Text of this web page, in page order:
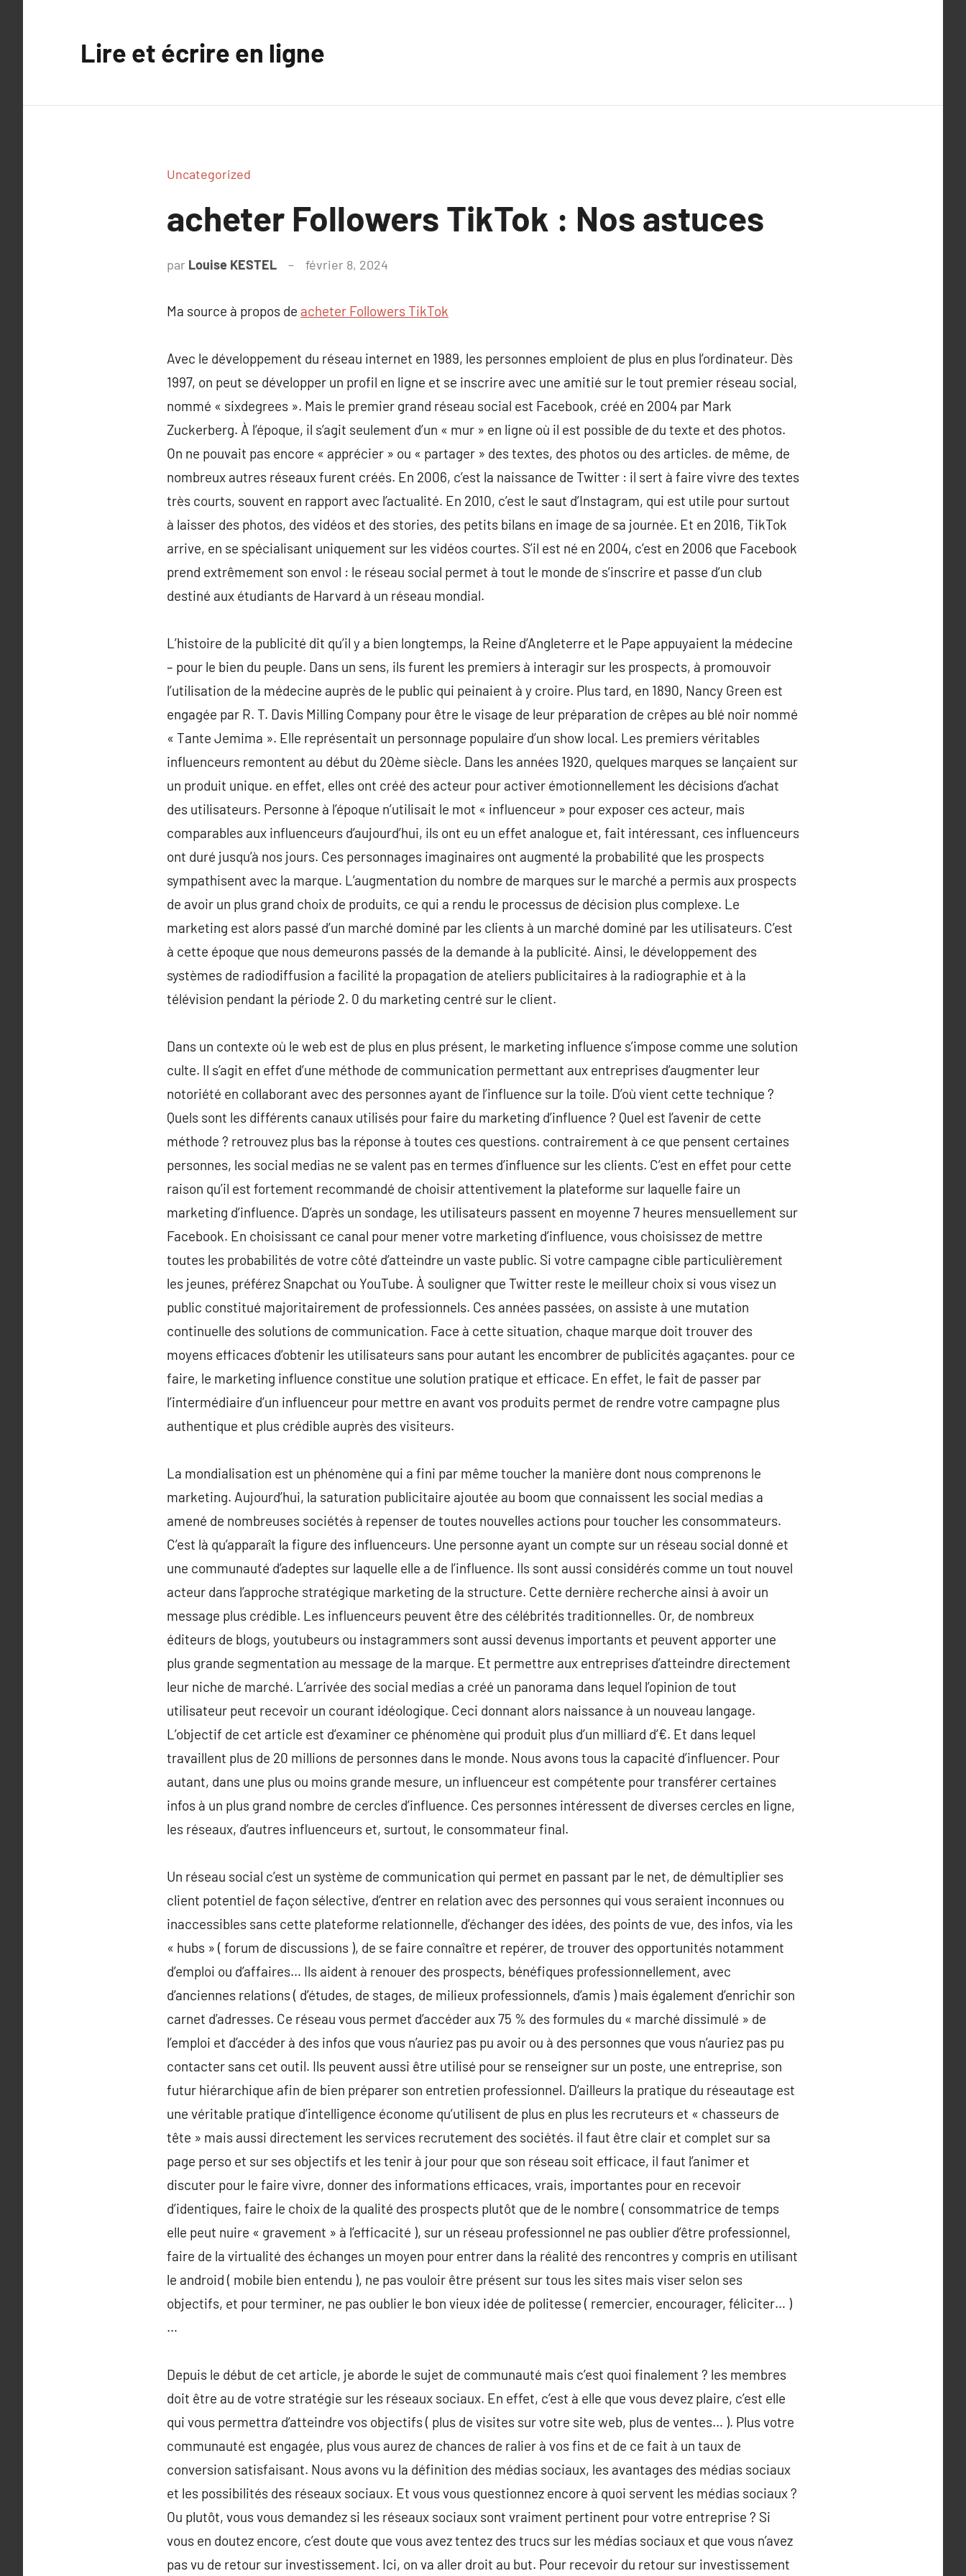
Lire et écrire en ligne
Uncategorized
acheter Followers TikTok : Nos astuces
par Louise KESTEL février 8, 2024
Ma source à propos de acheter Followers TikTok
Avec le développement du réseau internet en 1989, les personnes emploient de plus en plus l’ordinateur. Dès
1997, on peut se développer un profil en ligne et se inscrire avec une amitié sur le tout premier réseau social,
nommé « sixdegrees ». Mais le premier grand réseau social est Facebook, créé en 2004 par Mark
Zuckerberg. À l’époque, il s’agit seulement d’un « mur » en ligne où il est possible de du texte et des photos.
On ne pouvait pas encore « apprécier » ou « partager » des textes, des photos ou des articles. de même, de
nombreux autres réseaux furent créés. En 2006, c’est la naissance de Twitter : il sert à faire vivre des textes
très courts, souvent en rapport avec l’actualité. En 2010, c’est le saut d’Instagram, qui est utile pour surtout
à laisser des photos, des vidéos et des stories, des petits bilans en image de sa journée. Et en 2016, TikTok
arrive, en se spécialisant uniquement sur les vidéos courtes. S’il est né en 2004, c’est en 2006 que Facebook
prend extrêmement son envol : le réseau social permet à tout le monde de s’inscrire et passe d’un club
destiné aux étudiants de Harvard à un réseau mondial.
L’histoire de la publicité dit qu’il y a bien longtemps, la Reine d’Angleterre et le Pape appuyaient la médecine
– pour le bien du peuple. Dans un sens, ils furent les premiers à interagir sur les prospects, à promouvoir
l’utilisation de la médecine auprès de le public qui peinaient à y croire. Plus tard, en 1890, Nancy Green est
engagée par R. T. Davis Milling Company pour être le visage de leur préparation de crêpes au blé noir nommé
« Tante Jemima ». Elle représentait un personnage populaire d’un show local. Les premiers véritables
influenceurs remontent au début du 20ème siècle. Dans les années 1920, quelques marques se lançaient sur
un produit unique. en effet, elles ont créé des acteur pour activer émotionnellement les décisions d’achat
des utilisateurs. Personne à l’époque n’utilisait le mot « influenceur » pour exposer ces acteur, mais
comparables aux influenceurs d’aujourd’hui, ils ont eu un effet analogue et, fait intéressant, ces influenceurs
ont duré jusqu’à nos jours. Ces personnages imaginaires ont augmenté la probabilité que les prospects
sympathisent avec la marque. L’augmentation du nombre de marques sur le marché a permis aux prospects
de avoir un plus grand choix de produits, ce qui a rendu le processus de décision plus complexe. Le
marketing est alors passé d’un marché dominé par les clients à un marché dominé par les utilisateurs. C’est
à cette époque que nous demeurons passés de la demande à la publicité. Ainsi, le développement des
systèmes de radiodiffusion a facilité la propagation de ateliers publicitaires à la radiographie et à la
télévision pendant la période 2. 0 du marketing centré sur le client.
Dans un contexte où le web est de plus en plus présent, le marketing influence s’impose comme une solution
culte. Il s’agit en effet d’une méthode de communication permettant aux entreprises d’augmenter leur
notoriété en collaborant avec des personnes ayant de l’influence sur la toile. D’où vient cette technique ?
Quels sont les différents canaux utilisés pour faire du marketing d’influence ? Quel est l’avenir de cette
méthode ? retrouvez plus bas la réponse à toutes ces questions. contrairement à ce que pensent certaines
personnes, les social medias ne se valent pas en termes d’influence sur les clients. C’est en effet pour cette
raison qu’il est fortement recommandé de choisir attentivement la plateforme sur laquelle faire un
marketing d’influence. D’après un sondage, les utilisateurs passent en moyenne 7 heures mensuellement sur
Facebook. En choisissant ce canal pour mener votre marketing d’influence, vous choisissez de mettre
toutes les probabilités de votre côté d’atteindre un vaste public. Si votre campagne cible particulièrement
les jeunes, préférez Snapchat ou YouTube. À souligner que Twitter reste le meilleur choix si vous visez un
public constitué majoritairement de professionnels. Ces années passées, on assiste à une mutation
continuelle des solutions de communication. Face à cette situation, chaque marque doit trouver des
moyens efficaces d’obtenir les utilisateurs sans pour autant les encombrer de publicités agaçantes. pour ce
faire, le marketing influence constitue une solution pratique et efficace. En effet, le fait de passer par
l’intermédiaire d’un influenceur pour mettre en avant vos produits permet de rendre votre campagne plus
authentique et plus crédible auprès des visiteurs.
La mondialisation est un phénomène qui a fini par même toucher la manière dont nous comprenons le
marketing. Aujourd’hui, la saturation publicitaire ajoutée au boom que connaissent les social medias a
amené de nombreuses sociétés à repenser de toutes nouvelles actions pour toucher les consommateurs.
C’est là qu’apparaît la figure des influenceurs. Une personne ayant un compte sur un réseau social donné et
une communauté d’adeptes sur laquelle elle a de l’influence. Ils sont aussi considérés comme un tout nouvel
acteur dans l’approche stratégique marketing de la structure. Cette dernière recherche ainsi à avoir un
message plus crédible. Les influenceurs peuvent être des célébrités traditionnelles. Or, de nombreux
éditeurs de blogs, youtubeurs ou instagrammers sont aussi devenus importants et peuvent apporter une
plus grande segmentation au message de la marque. Et permettre aux entreprises d’atteindre directement
leur niche de marché. L’arrivée des social medias a créé un panorama dans lequel l’opinion de tout
utilisateur peut recevoir un courant idéologique. Ceci donnant alors naissance à un nouveau langage.
L’objectif de cet article est d’examiner ce phénomène qui produit plus d’un milliard d’€. Et dans lequel
travaillent plus de 20 millions de personnes dans le monde. Nous avons tous la capacité d’influencer. Pour
autant, dans une plus ou moins grande mesure, un influenceur est compétente pour transférer certaines
infos à un plus grand nombre de cercles d’influence. Ces personnes intéressent de diverses cercles en ligne,
les réseaux, d’autres influenceurs et, surtout, le consommateur final.
Un réseau social c’est un système de communication qui permet en passant par le net, de démultiplier ses
client potentiel de façon sélective, d’entrer en relation avec des personnes qui vous seraient inconnues ou
inaccessibles sans cette plateforme relationnelle, d’échanger des idées, des points de vue, des infos, via les
« hubs » ( forum de discussions ), de se faire connaître et repérer, de trouver des opportunités notamment
d’emploi ou d’affaires… Ils aident à renouer des prospects, bénéfiques professionnellement, avec
d’anciennes relations ( d’études, de stages, de milieux professionnels, d’amis ) mais également d’enrichir son
carnet d’adresses. Ce réseau vous permet d’accéder aux 75 % des formules du « marché dissimulé » de
l’emploi et d’accéder à des infos que vous n’auriez pas pu avoir ou à des personnes que vous n’auriez pas pu
contacter sans cet outil. Ils peuvent aussi être utilisé pour se renseigner sur un poste, une entreprise, son
futur hiérarchique afin de bien préparer son entretien professionnel. D’ailleurs la pratique du réseautage est
une véritable pratique d’intelligence économe qu’utilisent de plus en plus les recruteurs et « chasseurs de
tête » mais aussi directement les services recrutement des sociétés. il faut être clair et complet sur sa
page perso et sur ses objectifs et les tenir à jour pour que son réseau soit efficace, il faut l’animer et
discuter pour le faire vivre, donner des informations efficaces, vrais, importantes pour en recevoir
d’identiques, faire le choix de la qualité des prospects plutôt que de le nombre ( consommatrice de temps
elle peut nuire « gravement » à l’efficacité ), sur un réseau professionnel ne pas oublier d’être professionnel,
faire de la virtualité des échanges un moyen pour entrer dans la réalité des rencontres y compris en utilisant
le android ( mobile bien entendu ), ne pas vouloir être présent sur tous les sites mais viser selon ses
objectifs, et pour terminer, ne pas oublier le bon vieux idée de politesse ( remercier, encourager, féliciter… )
…
Depuis le début de cet article, je aborde le sujet de communauté mais c’est quoi finalement ? les membres
doit être au de votre stratégie sur les réseaux sociaux. En effet, c’est à elle que vous devez plaire, c’est elle
qui vous permettra d’atteindre vos objectifs ( plus de visites sur votre site web, plus de ventes… ). Plus votre
communauté est engagée, plus vous aurez de chances de ralier à vos fins et de ce fait à un taux de
conversion satisfaisant. Nous avons vu la définition des médias sociaux, les avantages des médias sociaux
et les possibilités des réseaux sociaux. Et vous vous questionnez encore à quoi servent les médias sociaux ?
Ou plutôt, vous vous demandez si les réseaux sociaux sont vraiment pertinent pour votre entreprise ? Si
vous en doutez encore, c’est doute que vous avez tentez des trucs sur les médias sociaux et que vous n’avez
pas vu de retour sur investissement. Ici, on va aller droit au but. Pour recevoir du retour sur investissement